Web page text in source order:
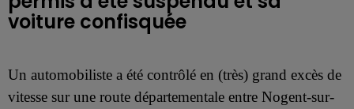
voiture confisquée
Un automobiliste a été contrôlé en (très) grand excès de
vitesse sur une route départementale entre Nogent-sur-